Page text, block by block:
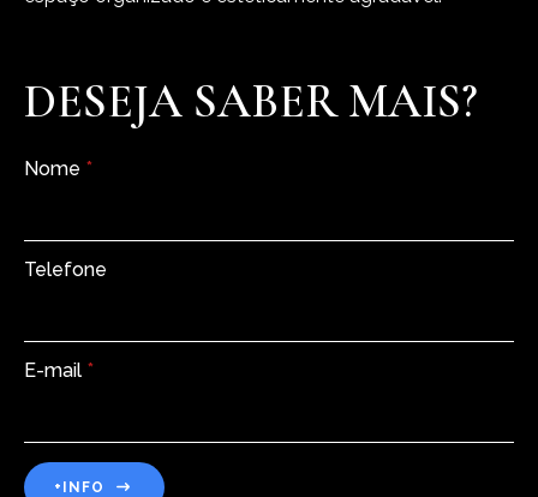
DESEJA SABER MAIS?
Nome *
Telefone
E-mail *
+INFO